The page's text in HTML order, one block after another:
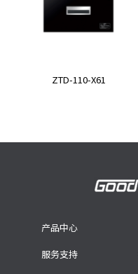
ZTD-110-X61
产品中心
服务支持